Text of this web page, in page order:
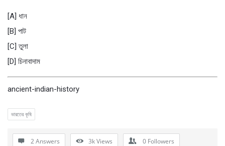
[A] ধান
[B] পাট
[C] তুলা
[D] চিনাবাদাম
ancient-indian-history
ভারতের কৃষি
2 Answers 3kViews 0 Followers